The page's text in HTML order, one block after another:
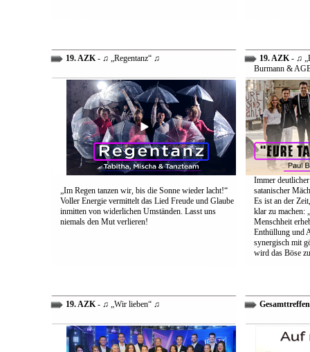
19. AZK- ♫ „Regentanz“ ♫
„Im Regen tanzen wir, bis die Sonne wieder lacht!“
Voller Energie vermittelt das Lied Freude und Glaube
inmitten von widerlichen Umständen. Lasst uns
niemals den Mut verlieren!
19. AZK- ♫
Burmann &
Immer
satanischer
Es ist an der
klar zu machen:
Menschheit
Enthüllung und
synergisch mit
wird das Böse
19. AZK- ♫ „Wir lieben“ ♫